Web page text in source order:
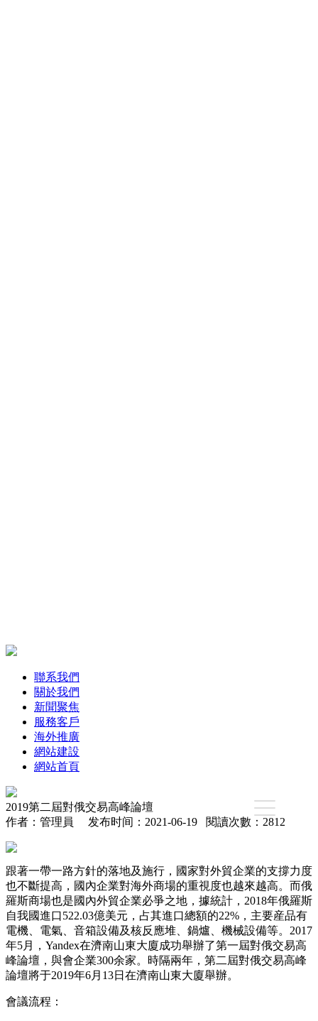
聯系我們
關於我們
新聞聚焦
服務客戶
海外推廣
網站建設
網站首頁
2019第二屆對俄交易高峰論壇
作者：管理員 发布时间：2021-06-19 閱讀次數：2812
跟著一帶一路方針的落地及施行，國家對外貿企業的支撐力度
也不斷提高，國內企業對海外商場的重視度也越來越高。而俄
羅斯商場也是國內外貿企業必爭之地，據統計，2018年俄羅斯
自我國進口522.03億美元，占其進口總額的22%，主要産品有
電機、電氣、音箱設備及核反應堆、鍋爐、機械設備等。2017
年5月，Yandex在濟南山東大廈成功舉辦了第一屆對俄交易高
峰論壇，與會企業300余家。時隔兩年，第二屆對俄交易高峰
論壇將于2019年6月13日在濟南山東大廈舉辦。
會議流程：